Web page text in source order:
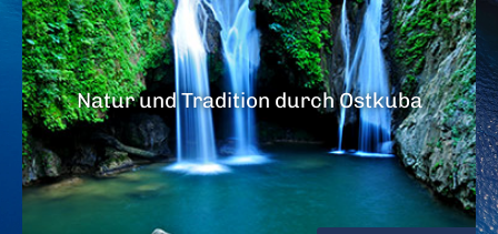
Natur und Tradition durch Ostkuba